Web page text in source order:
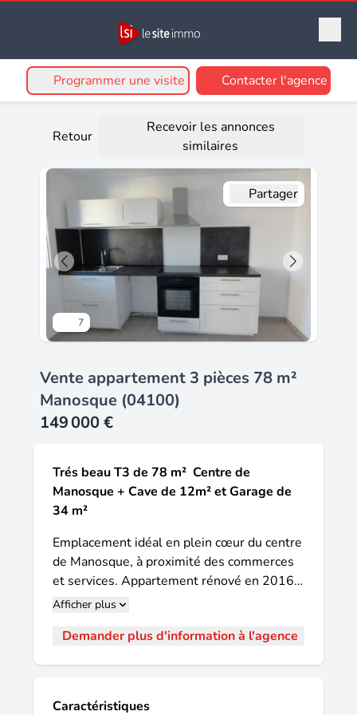
Programmer une visite Contacter l'agence
Retour
Recevoir les annonces
similaires
7
Partager
Vente appartement 3 pièces 78 m²
Manosque (04100)
149 000 €
Trés beau T3 de 78 m²  Centre de
Manosque + Cave de 12m² et Garage de
34 m²
Emplacement idéal en plein cœur du centre
de Manosque, à proximité des commerces
et services. Appartement rénové en 2016,
offrant de beaux volumes et une belle
d'environ 11 et 12 m² avec dressings.
indépendant. Le bien comprend 3 lots, et il
Afficher plus
Demander plus d'information à l'agence
Caractéristiques